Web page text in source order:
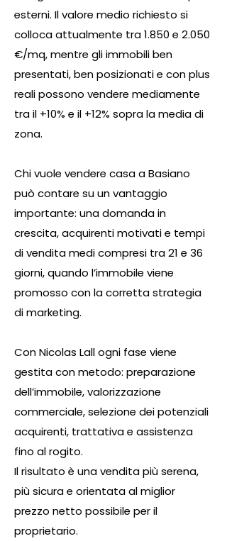
esterni. Il valore medio richiesto si
colloca attualmente tra 1.850 e 2.050
€/mq, mentre gli immobili ben
presentati, ben posizionati e con plus
reali possono vendere mediamente
tra il +10% e il +12% sopra la media di
zona.
Chi vuole vendere casa a Basiano
può contare su un vantaggio
importante: una domanda in
crescita, acquirenti motivati e tempi
di vendita medi compresi tra 21 e 36
giorni, quando l’immobile viene
promosso con la corretta strategia
di marketing.
Con Nicolas Lall ogni fase viene
gestita con metodo: preparazione
dell’immobile, valorizzazione
commerciale, selezione dei potenziali
acquirenti, trattativa e assistenza
fino al rogito.
Il risultato è una vendita più serena,
più sicura e orientata al miglior
prezzo netto possibile per il
proprietario.